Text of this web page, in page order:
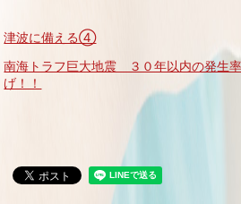
津波に備える④
南海トラフ巨大地震 ３０年以内の発生
げ！！